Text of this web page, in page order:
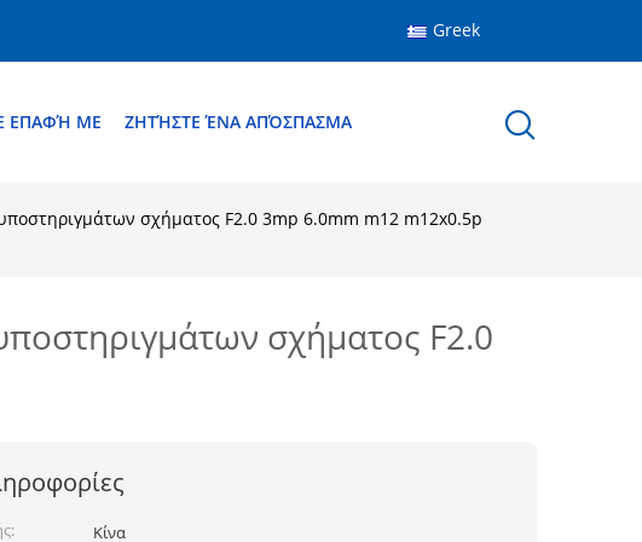
Greek
ΕΠΑΦΉ ΜΕ ΖΗΤΉΣΤΕ ΈΝΑ ΑΠΌΣΠΑΣΜΑ
σχήματος F2.0 3mp 6.0mm m12 m12x0.5p
σχήματος F2.0
Κίνα